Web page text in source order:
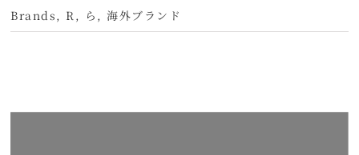
Brands , R , ら ,海外ブランド